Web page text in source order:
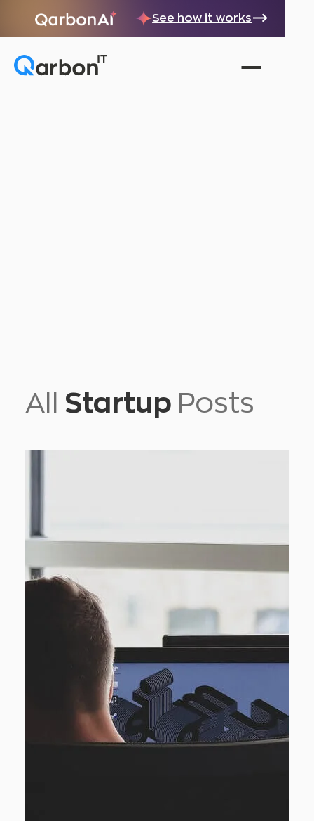
See how it works
All Startup Posts